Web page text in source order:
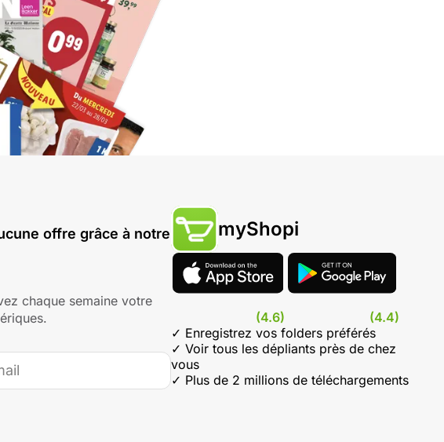
offre grâce à notre
chaque semaine votre
myShopi
(4.6)
(4.4)
✓ Enregistrez vos folders préférés
✓ Voir tous les dépliants près de chez
vous
✓ Plus de 2 millions de téléchargements